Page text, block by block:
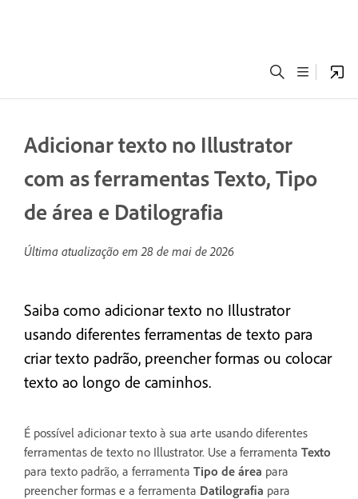
Adicionar texto no Illustrator
com as ferramentas Texto, Tipo
de área e Datilografia
Última atualização em28 de mai de 2026
Saiba como adicionar texto no Illustrator
usando diferentes ferramentas de texto para
criar texto padrão, preencher formas ou colocar
texto ao longo de caminhos.
É possível adicionar texto à sua arte usando diferentes
ferramentas de texto no Illustrator. Use a ferramenta Texto
para texto padrão, a ferramenta Tipo de área para
preencher formas e a ferramenta Datilografia para